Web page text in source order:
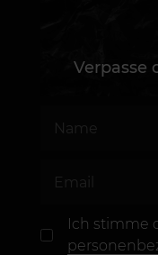
Verpasse
Ich stimme